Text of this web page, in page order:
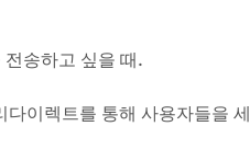
송하고 싶을 때.
이렉트를 통해 사용자들을 세